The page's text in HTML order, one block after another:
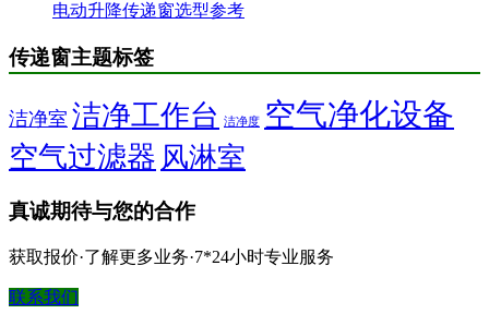
电动升降传递窗选型参考
传递窗主题标签
洁净室 洁净工作台 洁净度 空气净化设备
空气过滤器 风淋室
真诚期待与您的合作
获取报价·了解更多业务·7*24小时专业服务
联系我们